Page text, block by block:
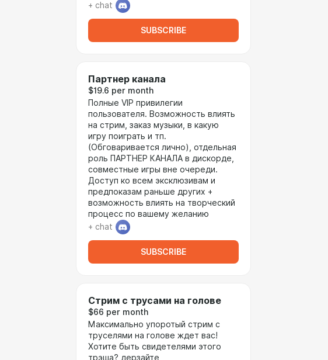
+ chat
SUBSCRIBE
Партнер канала
$19.6 per month
Полные VIP привилегии
пользователя. Возможность влиять
на стрим, заказ музыки, в какую
игру поиграть и тп.
(Обговаривается лично), отдельная
роль ПАРТНЕР КАНАЛА в дискорде,
совместные игры вне очереди.
Доступ ко всем эксклюзивам и
предпоказам раньше других +
возможность влиять на творческий
процесс по вашему желанию
+ chat
SUBSCRIBE
Стрим с трусами на голове
$66 per month
Максимально упоротый стрим с
труселями на голове ждет вас!
Хотите быть свидетелями этого
трэша? дерзайте